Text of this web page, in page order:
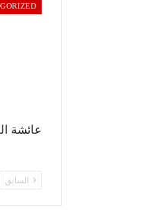
عائشة
السابق